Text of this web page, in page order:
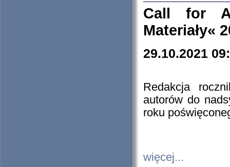
Call for
Materiały«
29.10.2021
Redakcja
autorów do
roku
więcej...